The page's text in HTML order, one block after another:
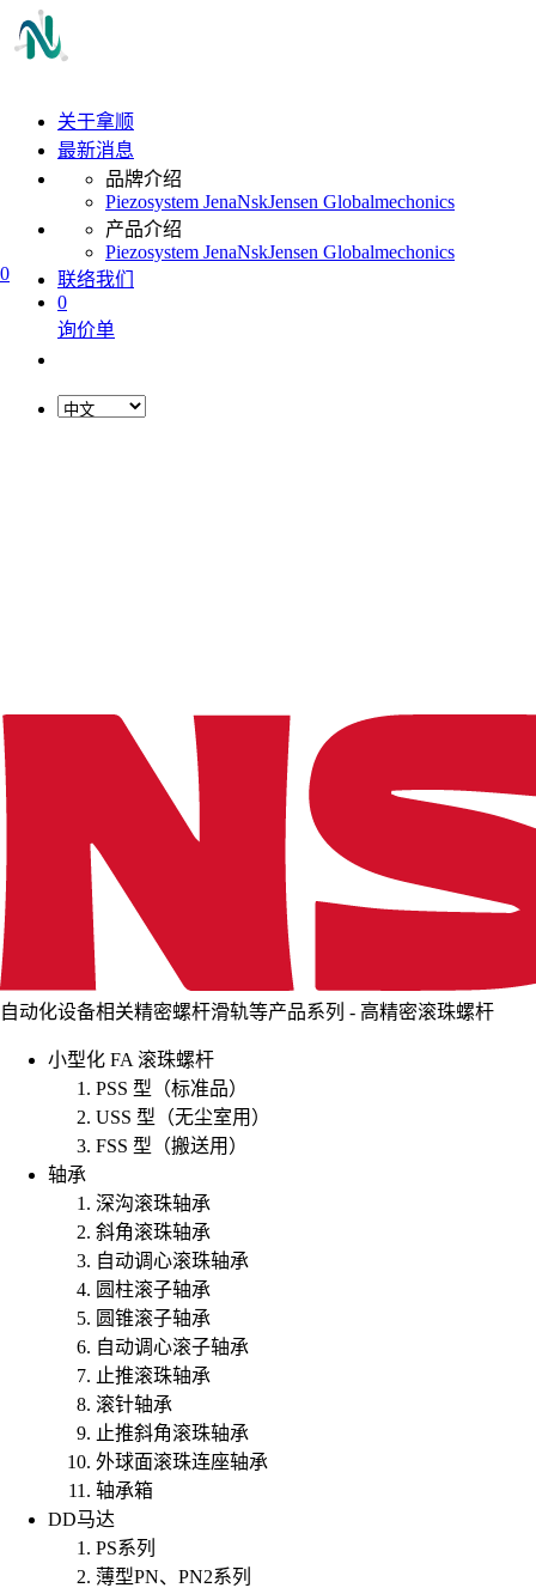
0
关于拿顺
最新消息
品牌介绍
Piezosystem JenaNskJensen Globalmechonics
产品介绍
Piezosystem JenaNskJensen Globalmechonics
联络我们
0
询价单
自动化设备相关精密螺杆滑轨等产品系列 - 高精密滚珠螺杆
小型化 FA 滚珠螺杆
PSS 型（标准品）
USS 型（无尘室用）
FSS 型（搬送用）
轴承
深沟滚珠轴承
斜角滚珠轴承
自动调心滚珠轴承
圆柱滚子轴承
圆锥滚子轴承
自动调心滚子轴承
止推滚珠轴承
滚针轴承
止推斜角滚珠轴承
外球面滚珠连座轴承
轴承箱
DD马达
PS系列
薄型PN、PN2系列